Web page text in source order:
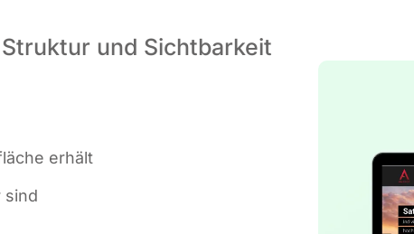
und Sichtbarkeit
erhält
sind